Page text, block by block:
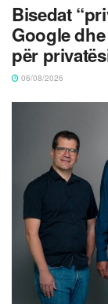
Bisedat
Google
për
06/08/2026